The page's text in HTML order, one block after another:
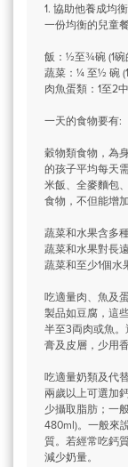
1. 協助他養成均
一份均衡的兒童
飯：½至¾碗 (1
蔬菜：¼ 至½ 碗
肉魚蛋類：1至2
一天的食物要有:
穀物類食物，為
的孩子平均每天
米飯、全麥麵包
食物，不但能增
蔬菜和水果含多
蔬菜和水果對長
蔬菜和至少1個水
吃適量肉、魚及
製品如豆腐，這
半至3両肉或魚
膏及皮層，少用
吃適量奶類及代
兩歲以上可選加
少攝取脂肪；一
480ml)。一般來
質。若經常吃鈣
減少奶量。